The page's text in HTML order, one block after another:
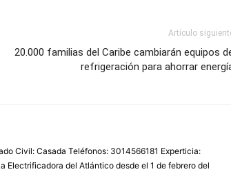
Artículo
20.000 familias del Caribe cambiarán equipos
refrigeración para ahorrar
Civil: Casada Teléfonos: 3014566181 Experticia:
Electrificadora del Atlántico desde el 1 de febrero del